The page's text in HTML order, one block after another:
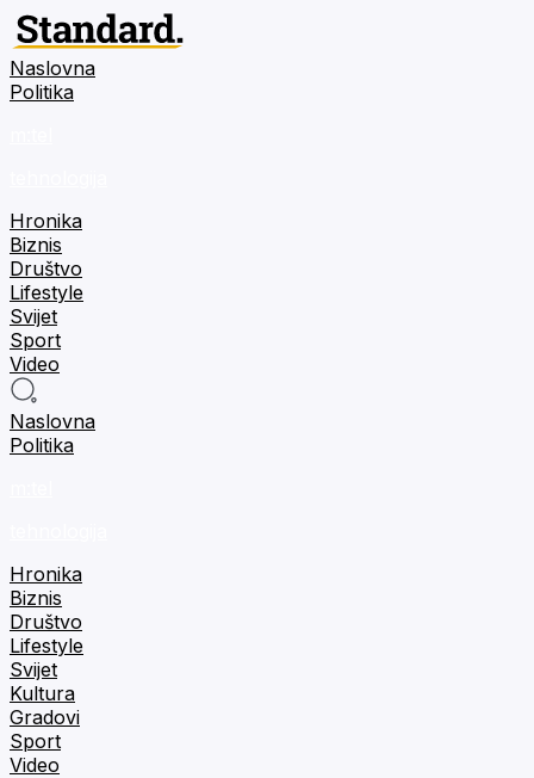
Naslovna
Politika
Hronika
Biznis
Društvo
Lifestyle
Svijet
Sport
Video
Naslovna
Politika
Hronika
Biznis
Društvo
Lifestyle
Svijet
Kultura
Gradovi
Sport
Video